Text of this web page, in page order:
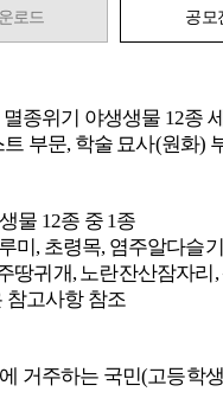
로드 공모
종위기 야생생물 12종
부문, 학술 묘사(원화)
물 12종 중 1종
미, 초령목, 염주알다슬
땅귀개, 노란잔산잠자리,
고사항 참조
거주하는 국민(고등학